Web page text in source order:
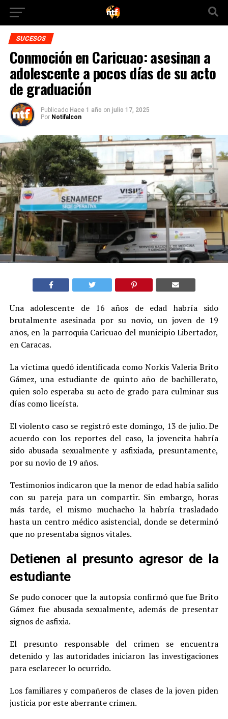
SUCESOS
Conmoción en Caricuao: asesinan a
adolescente a pocos días de su acto
de graduación
Publicado Hace 1 año on julio 17, 2025
Por Notifalcon
Una adolescente de 16 años de edad habría sido
brutalmente asesinada por su novio, un joven de 19
años, en la parroquia Caricuao del municipio Libertador,
en Caracas.
La víctima quedó identificada como Norkis Valeria Brito
Gámez, una estudiante de quinto año de bachillerato,
quien solo esperaba su acto de grado para culminar sus
días como liceísta.
El violento caso se registró este domingo, 13 de julio. De
acuerdo con los reportes del caso, la jovencita habría
sido abusada sexualmente y asfixiada, presuntamente,
por su novio de 19 años.
Testimonios indicaron que la menor de edad había salido
con su pareja para un compartir. Sin embargo, horas
más tarde, el mismo muchacho la habría trasladado
hasta un centro médico asistencial, donde se determinó
que no presentaba signos vitales.
Detienen al presunto agresor de la
estudiante
Se pudo conocer que la autopsia confirmó que fue Brito
Gámez fue abusada sexualmente, además de presentar
signos de asfixia.
El presunto responsable del crimen se encuentra
detenido y las autoridades iniciaron las investigaciones
para esclarecer lo ocurrido.
Los familiares y compañeros de clases de la joven piden
justicia por este aberrante crimen.